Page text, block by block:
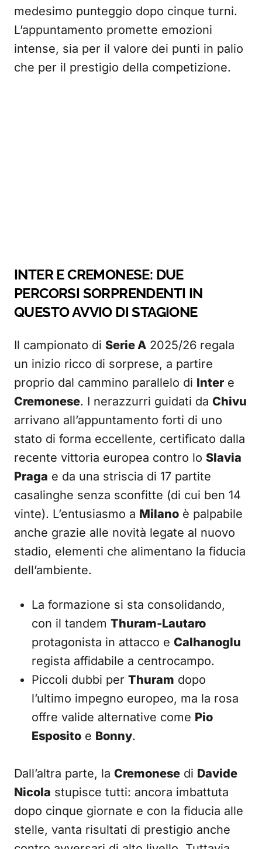
medesimo punteggio dopo cinque turni.
L’appuntamento promette emozioni
intense, sia per il valore dei punti in palio
che per il prestigio della competizione.
INTER E CREMONESE: DUE
PERCORSI SORPRENDENTI IN
QUESTO AVVIO DI STAGIONE
Il campionato di Serie A 2025/26 regala
un inizio ricco di sorprese, a partire
proprio dal cammino parallelo di Inter e
Cremonese. I nerazzurri guidati da Chivu
arrivano all’appuntamento forti di uno
stato di forma eccellente, certificato dalla
recente vittoria europea contro lo Slavia
Praga e da una striscia di 17 partite
casalinghe senza sconfitte (di cui ben 14
vinte). L’entusiasmo a Milano è palpabile
anche grazie alle novità legate al nuovo
stadio, elementi che alimentano la fiducia
dell’ambiente.
La formazione si sta consolidando,
con il tandem Thuram-Lautaro
protagonista in attacco e Calhanoglu
regista affidabile a centrocampo.
Piccoli dubbi per Thuram dopo
l’ultimo impegno europeo, ma la rosa
offre valide alternative come Pio
Esposito e Bonny.
Dall’altra parte, la Cremonese di Davide
Nicola stupisce tutti: ancora imbattuta
dopo cinque giornate e con la fiducia alle
stelle, vanta risultati di prestigio anche